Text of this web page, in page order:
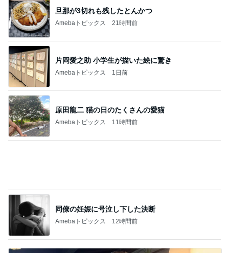
旦那が3切れも残したとんかつ
Amebaトピックス 21時間前
片岡愛之助 小学生が描いた絵に驚き
Amebaトピックス 1日前
原田龍二 猫の日のたくさんの愛猫
Amebaトピックス 11時間前
同僚の妊娠に号泣し下した決断
Amebaトピックス 12時間前